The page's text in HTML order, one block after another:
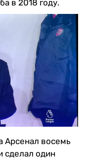
в 2018 году.
Арсенал восемь
сделал один